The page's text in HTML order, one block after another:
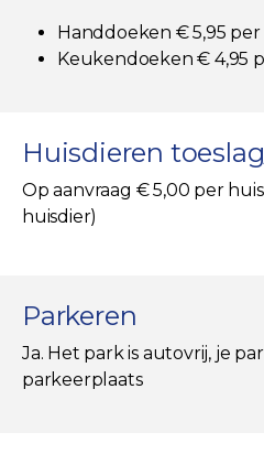
Handdoeken € 5,95 per
Keukendoeken € 4,95
Huisdieren
Op aanvraag € 5,00 per
huisdier)
Parkeren
Ja. Het park is autovrij, je
parkeerplaats